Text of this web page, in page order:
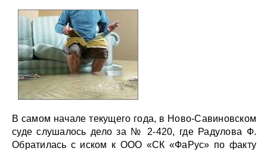
В самом начале текущего года, в Ново-Савиновском
суде слушалось дело за № 2-420, где Радулова Ф.
Обратилась с иском к ООО «СК «ФаРус» по факту